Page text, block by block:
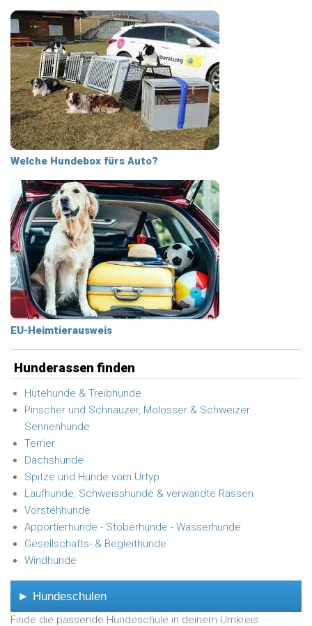
Welche Hundebox fürs Auto?
EU-Heimtierausweis
Hunderassen finden
Hütehunde & Treibhunde
Pinscher und Schnauzer, Molosser & Schweizer
Sennenhunde
Terrier
Dachshunde
Spitze und Hunde vom Urtyp
Laufhunde, Schweisshunde & verwandte Rassen
Vorstehhunde
Apportierhunde - Stöberhunde - Wasserhunde
Gesellschafts- & Begleithunde
Windhunde
► Hundeschulen
Finde die passende Hundeschule in deinem Umkreis.